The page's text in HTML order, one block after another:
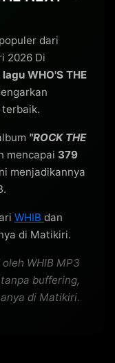
dari
2026 Di
WHO'S THE
"ROCK THE
mencapai 379
menjadikannya
WHIB dan
di Matikiri.
WHIB MP3
buffering,
di Matikiri.